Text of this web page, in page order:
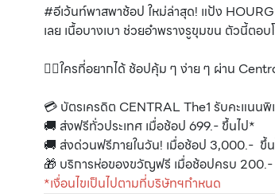
#อีเว้นท์พาสพาช้อป ใหม่ล่าสุด! แป้ง
เลย เนื้อบางเบา ช่วยอำพรางรูขุมขน ตัวนี้ตอบ
👉🏼ใครที่อยากได้ ช้อปคุ้ม ๆ ง่าย ๆ ผ่าน
💳 บัตรเครดิต CENTRAL The1 รับคะแนน
🚚 ส่งฟรีทั่วประเทศ เมื่อช้อป 699.- ขึ้นไป*
🚚 ส่งด่วนฟรีภายในวัน! เมื่อช้อป 3,000.- ขึ้
🎁 บริการห่อของขวัญฟรี เมื่อช้อปครบ 200.-
*เงื่อนไขเป็นไปตามที่บริษัทฯกำหนด